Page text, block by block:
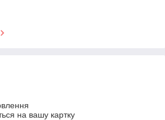
на вашу картку